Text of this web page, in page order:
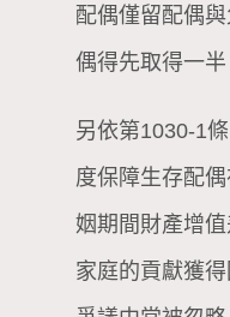
配偶僅留配偶
偶得先取得一半
另依第1030-1
度保障生存配
姻期間財產增
家庭的貢獻獲